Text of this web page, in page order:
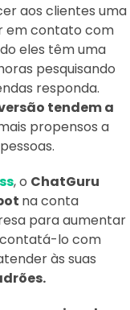
aos clientes uma
em contato com
eles têm uma
pesquisando
responda.
tendem a
propensos a
, o ChatGuru
na conta
para aumentar
contatá-lo com
às suas